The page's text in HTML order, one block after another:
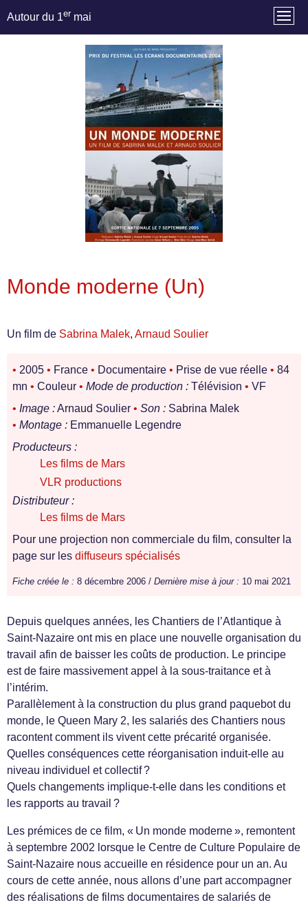
Autour du 1er mai
Monde moderne (Un)
Un film de Sabrina Malek, Arnaud Soulier
• 2005 • France • Documentaire • Prise de vue réelle • 84
mn • Couleur • Mode de production : Télévision • VF
• Image :Arnaud Soulier • Son : Sabrina Malek
• Montage : Emmanuelle Legendre
Producteurs :
Les films de Mars
VLR productions
Distributeur :
Les films de Mars
Pour une projection non commerciale du film, consulter la
page sur les diffuseurs spécialisés
Fiche créée le : 8 décembre 2006 / Dernière mise à jour : 10 mai 2021
Depuis quelques années, les Chantiers de l’Atlantique à
Saint-Nazaire ont mis en place une nouvelle organisation du
travail afin de baisser les coûts de production. Le principe
est de faire massivement appel à la sous-traitance et à
l’intérim.
Parallèlement à la construction du plus grand paquebot du
monde, le Queen Mary 2, les salariés des Chantiers nous
racontent comment ils vivent cette précarité organisée.
Quelles conséquences cette réorganisation induit-elle au
niveau individuel et collectif ?
Quels changements implique-t-elle dans les conditions et
les rapports au travail ?
Les prémices de ce film, « Un monde moderne », remontent
à septembre 2002 lorsque le Centre de Culture Populaire de
Saint-Nazaire nous accueille en résidence pour un an. Au
cours de cette année, nous allons d’une part accompagner
des réalisations de films documentaires de salariés de